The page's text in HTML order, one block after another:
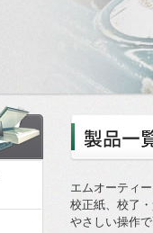
エムオーティ
校正紙、校了
やさしい操作